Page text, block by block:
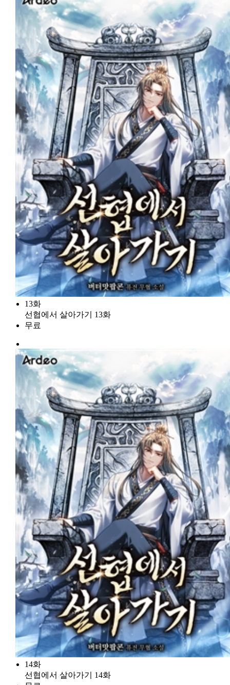
13화
선협에서 살아가기 13화
무료
14화
선협에서 살아가기 14화